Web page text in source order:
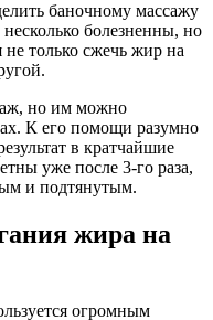
баночному массажу
болезненны, но
только сжечь жир на
но им можно
К его помощи разумно
в кратчайшие
уже после 3-го раза,
и подтянутым.
жира на
огромным